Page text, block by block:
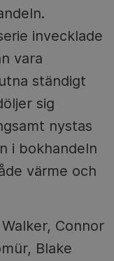
invecklade
vara
ständigt
sig
nystas
i bokhandeln
värme och
Connor
Blake